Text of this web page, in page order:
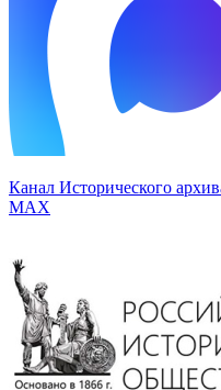
Канал Исторического
MAX